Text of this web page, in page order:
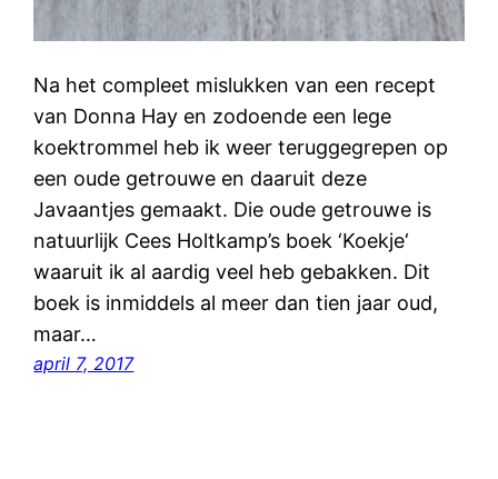
Na het compleet mislukken van een recept
van Donna Hay en zodoende een lege
koektrommel heb ik weer teruggegrepen op
een oude getrouwe en daaruit deze
Javaantjes gemaakt. Die oude getrouwe is
natuurlijk Cees Holtkamp’s boek ‘Koekje‘
waaruit ik al aardig veel heb gebakken. Dit
boek is inmiddels al meer dan tien jaar oud,
maar…
april 7, 2017